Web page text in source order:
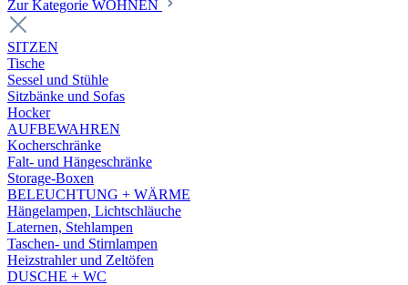
Zur Kategorie WOHNEN
SITZEN
Tische
Sessel und Stühle
Sitzbänke und Sofas
Hocker
AUFBEWAHREN
Kocherschränke
Falt- und Hängeschränke
Storage-Boxen
BELEUCHTUNG + WÄRME
Hängelampen, Lichtschläuche
Laternen, Stehlampen
Taschen- und Stirnlampen
Heizstrahler und Zeltöfen
DUSCHE + WC